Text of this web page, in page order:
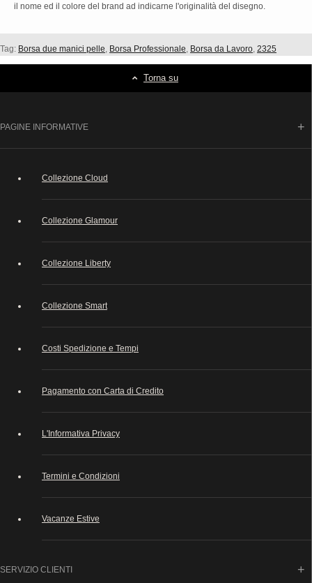
il nome ed il colore del brand ad indicarne l'originalità del disegno.
Tag: Borsa due manici pelle, Borsa Professionale, Borsa da Lavoro, 2325
Torna su
PAGINE INFORMATIVE
Collezione Cloud
Collezione Glamour
Collezione Liberty
Collezione Smart
Costi Spedizione e Tempi
Pagamento con Carta di Credito
L'Informativa Privacy
Termini e Condizioni
Vacanze Estive
SERVIZIO CLIENTI